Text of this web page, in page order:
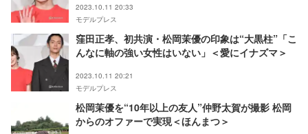
2023.10.11 20:33
モデルプレス
窪田正孝、初共演・松岡茉優の印象は“大黒柱”「こ
んなに軸の強い女性はいない」＜愛にイナズマ＞
2023.10.11 20:21
モデルプレス
松岡茉優を“10年以上の友人”仲野太賀が撮影 松岡
からのオファーで実現＜ほんまつ＞